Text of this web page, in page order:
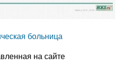
больница
на сайте